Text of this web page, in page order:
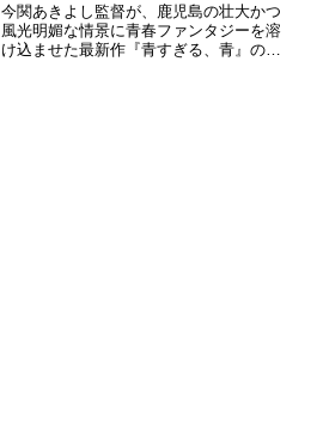
今関あきよし監督が、鹿児島の壮大かつ
風光明媚な情景に青春ファンタジーを溶
け込ませた最新作『青すぎる、青』の予